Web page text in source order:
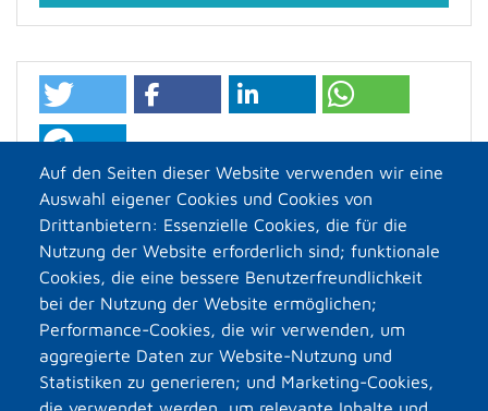
Auf den Seiten dieser Website verwenden wir eine
Auswahl eigener Cookies und Cookies von
Drittanbietern: Essenzielle Cookies, die für die
Nutzung der Website erforderlich sind; funktionale
Cookies, die eine bessere Benutzerfreundlichkeit
bei der Nutzung der Website ermöglichen;
Performance-Cookies, die wir verwenden, um
aggregierte Daten zur Website-Nutzung und
Statistiken zu generieren; und Marketing-Cookies,